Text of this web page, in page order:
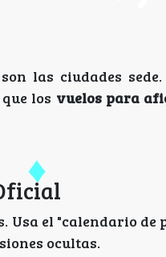
las ciudades
los vuelos para
Usa el "calendario
ocultas.